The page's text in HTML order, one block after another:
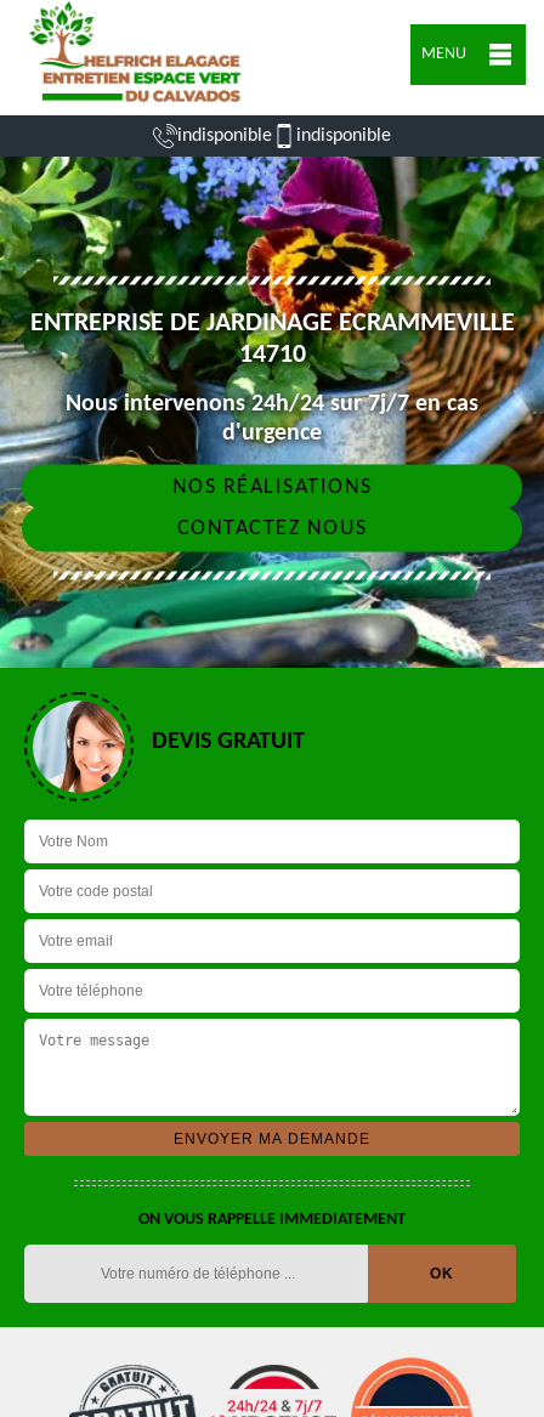
MENU
indisponible indisponible
ENTREPRISE DE JARDINAGE ECRAMMEVILLE
14710
Nous intervenons 24h/24 sur 7j/7 en cas
d'urgence
NOS RÉALISATIONS
CONTACTEZ NOUS
DEVIS GRATUIT
ON VOUS RAPPELLE IMMEDIATEMENT